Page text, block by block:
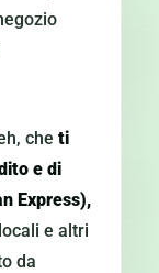
che ti
e di
Express),
e altri
da